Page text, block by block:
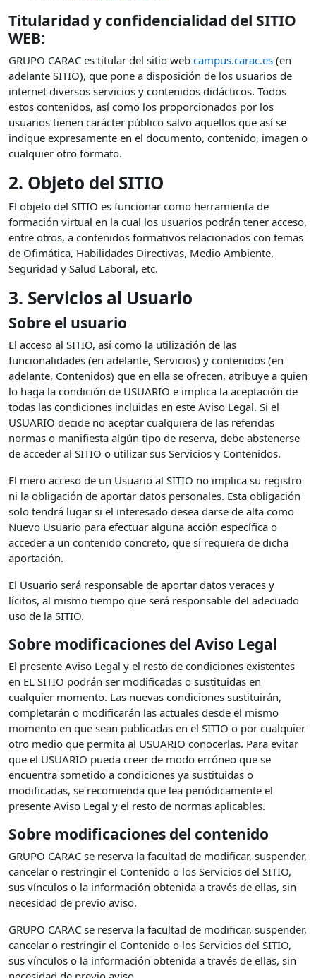
Titularidad y confidencialidad del SITIO
WEB:
GRUPO CARAC es titular del sitio web campus.carac.es (en
adelante SITIO), que pone a disposición de los usuarios de
internet diversos servicios y contenidos didácticos. Todos
estos contenidos, así como los proporcionados por los
usuarios tienen carácter público salvo aquellos que así se
indique expresamente en el documento, contenido, imagen o
cualquier otro formato.
2. Objeto del SITIO
El objeto del SITIO es funcionar como herramienta de
formación virtual en la cual los usuarios podrán tener acceso,
entre otros, a contenidos formativos relacionados con temas
de Ofimática, Habilidades Directivas, Medio Ambiente,
Seguridad y Salud Laboral, etc.
3. Servicios al Usuario
Sobre el usuario
El acceso al SITIO, así como la utilización de las
funcionalidades (en adelante, Servicios) y contenidos (en
adelante, Contenidos) que en ella se ofrecen, atribuye a quien
lo haga la condición de USUARIO e implica la aceptación de
todas las condiciones incluidas en este Aviso Legal. Si el
USUARIO decide no aceptar cualquiera de las referidas
normas o manifiesta algún tipo de reserva, debe abstenerse
de acceder al SITIO o utilizar sus Servicios y Contenidos.
El mero acceso de un Usuario al SITIO no implica su registro
ni la obligación de aportar datos personales. Esta obligación
solo tendrá lugar si el interesado desea darse de alta como
Nuevo Usuario para efectuar alguna acción específica o
acceder a un contenido concreto, que sí requiera de dicha
aportación.
El Usuario será responsable de aportar datos veraces y
lícitos, al mismo tiempo que será responsable del adecuado
uso de la SITIO.
Sobre modificaciones del Aviso Legal
El presente Aviso Legal y el resto de condiciones existentes
en EL SITIO podrán ser modificadas o sustituidas en
cualquier momento. Las nuevas condiciones sustituirán,
completarán o modificarán las actuales desde el mismo
momento en que sean publicadas en el SITIO o por cualquier
otro medio que permita al USUARIO conocerlas. Para evitar
que el USUARIO pueda creer de modo erróneo que se
encuentra sometido a condiciones ya sustituidas o
modificadas, se recomienda que lea periódicamente el
presente Aviso Legal y el resto de normas aplicables.
Sobre modificaciones del contenido
GRUPO CARAC se reserva la facultad de modificar, suspender,
cancelar o restringir el Contenido o los Servicios del SITIO,
sus vínculos o la información obtenida a través de ellas, sin
necesidad de previo aviso.
GRUPO CARAC se reserva la facultad de modificar, suspender,
cancelar o restringir el Contenido o los Servicios del SITIO,
sus vínculos o la información obtenida a través de ellas, sin